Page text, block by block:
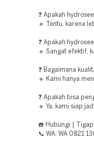
❓ Apakah
🔹 Tentu, karena
❓ Apakah
🔹 Sangat efektif,
❓ Bagaimana
🔹 Kami hanya
❓ Apakah bisa
🔹 Ya, kami siap
☎️ Hubungi |
📞 WA: WA 0821